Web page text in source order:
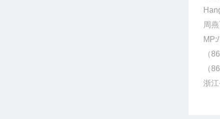
周
MP:/
（
（
浙